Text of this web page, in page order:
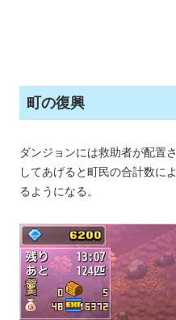
町の復興
ダンジョンには救助者が配置
してあげると町民の合計数に
るようになる。